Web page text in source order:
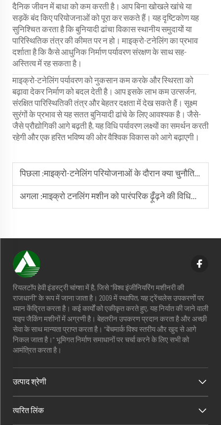
दैनिक जीवन में बाधा को कम करती है। आप बिना खोखले खांचे या
सड़कें बंद किए परियोजनाओं को पूरा कर सकते हैं। यह दृष्टिकोण यह
सुनिश्चित करता है कि बुनियादी ढांचा विकास स्थानीय समुदायों या
पारिस्थितिक तंत्र की कीमत पर न हो। माइक्रो-टनेलिंग का प्रभाव
दर्शाता है कि कैसे आधुनिक निर्माण पर्यावरण संरक्षण के साथ सह-
अस्तित्व में रह सकता है।
माइक्रो-टनेलिंग पर्यावरण को नुकसान कम करके और स्थिरता को
बढ़ावा देकर निर्माण को बदल देती है। आप इसके लाभ कम उत्सर्जन,
संरक्षित पारिस्थितिकी तंत्र और बेहतर दक्षता में देख सकते हैं। सूक्ष्म
सुरंगों के प्रभाव से यह सतत बुनियादी ढांचे के लिए आवश्यक है। जैसे-
जैसे प्रौद्योगिकी आगे बढ़ती है, यह विधि पर्यावरण लक्ष्यों का समर्थन करती
रहेगी और एक हरित भविष्य की ओर वैश्विक विकास को आगे बढ़ाएगी।
पिछला :माइक्रो-टनेलिंग परियोजनाओं के दौरान क्या चुनौतियां उत्पन्न हो सकती हैं?
अगला :माइक्रो टनलिंग मशीन को पारंपरिक ढ़ूँढ़ने की विधियों की तुलना में कैसे रखा जाता है?
रियलटॉप हेवी इंडस्ट्री चांग्शा में है, जिसे "विश्व इंजीनियरिंग मशीनरी की
राजधानी" के रूप में जाना जाता है। 2009 में स्थापित, यह ट्रेंचलेस उपकरणों पर
ध्यान केंद्रित करता है। कई कार्यों को एकीकृत करते हुए, यह निर्यात की जाने वाली
पाइप जैकिंग मशीनों में अग्रणी है। बेहतरीन उपकरण प्रदान करता है और अच्छी
सेवा के साथ मान्यता प्राप्त करता है। "बेंचमार्क विश्व स्तरीय और खुद से आगे
निकल जाता है।" भूमिगत निर्माण समाधानों पर चर्चा करने के लिए सभी को
आमंत्रित करता है।
उत्पाद श्रेणी
त्वरित लिंक